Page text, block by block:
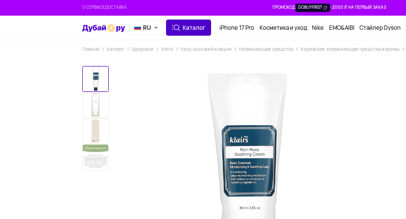
О СЕРВИСЕДОСТАВКА ПРОМОКОД DOBUYFIRST -2000 ₽ НА ПЕРВЫЙ ЗАКАЗ
RU Каталог iPhone 17 Pro Косметика и уход Nike EMO&AIBI Стайлер Dyson
Главная Каталог Здоровье IHerb Уход за кожей и лицом Увлажняющие средства Корейские увлажняющие средства и кремы